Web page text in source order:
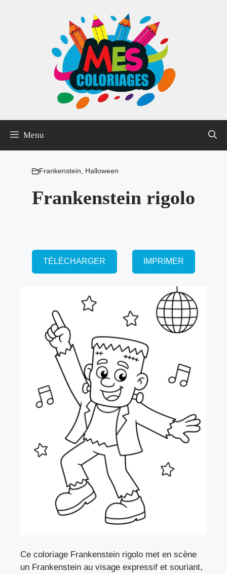
Menu
Frankenstein, Halloween
Frankenstein rigolo
TÉLÉCHARGER IMPRIMER
Ce coloriage Frankenstein rigolo met en scène
un Frankenstein au visage expressif et souriant,